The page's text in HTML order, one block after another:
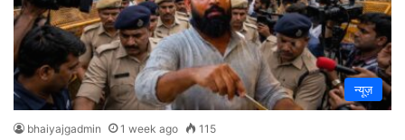
न्यूज़
bhaiyajgadmin 1 week ago 115